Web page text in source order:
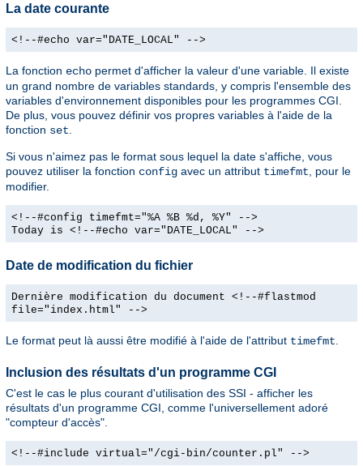
La date courante
<!--#echo var="DATE_LOCAL" -->
La fonction echo permet d'afficher la valeur d'une variable. Il existe
un grand nombre de variables standards, y compris l'ensemble des
variables d'environnement disponibles pour les programmes CGI.
De plus, vous pouvez définir vos propres variables à l'aide de la
fonction set
Si vous n'aimez pas le format sous lequel la date s'affiche, vous
pouvez utiliser la fonction config avec un attribut timefmt , pour le
modifier.
<!--#config timefmt="%A %B %d, %Y" -->
Today is <!--#echo var="DATE_LOCAL" -->
Date de modification du fichier
Dernière modification du document <!--#flastmod
file="index.html" -->
Le format peut là aussi être modifié à l'aide de l'attribut timefmt.
Inclusion des résultats d'un programme CGI
C'est le cas le plus courant d'utilisation des SSI - afficher les
résultats d'un programme CGI, comme l'universellement adoré
"compteur d'accès".
<!--#include virtual="/cgi-bin/counter.pl" -->